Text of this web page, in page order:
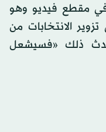
مقطع فيديو وهو
الانتخابات من
حدث ذلك «فسيشعل